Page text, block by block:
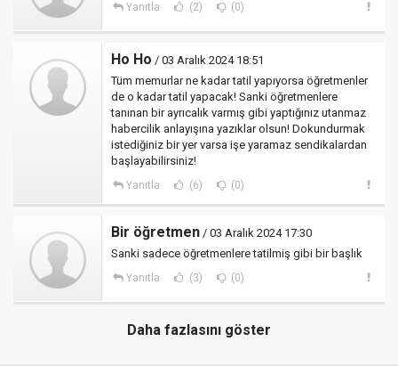
Yanıtla (2) (0)
Ho Ho / 03 Aralık 2024 18:51
Tüm memurlar ne kadar tatil yapıyorsa öğretmenler
de o kadar tatil yapacak! Sanki öğretmenlere
tanınan bir ayrıcalık varmış gibi yaptığınız utanmaz
habercilik anlayışına yazıklar olsun! Dokundurmak
istediğiniz bir yer varsa işe yaramaz sendikalardan
başlayabilirsiniz!
Yanıtla (6) (0)
Bir öğretmen / 03 Aralık 2024 17:30
Sanki sadece öğretmenlere tatilmiş gibi bir başlık
Yanıtla (3) (0)
Daha fazlasını göster